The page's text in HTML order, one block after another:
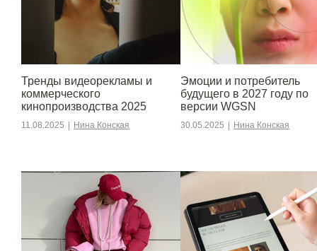
Тренды видеорекламы и
коммерческого
кинопроизводства 2025
11.08.2025 | Нина Конская
Эмоции и потребитель
будущего в 2027 году по
версии WGSN
30.05.2025 | Нина Конская